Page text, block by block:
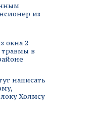
из
окна 2
травмы в
написать
Холмсу